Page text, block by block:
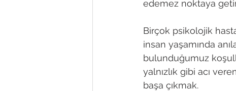
edemez noktaya
Birçok psikolojik
insan yaşamında
bulunduğumuz
yalnızlık gibi acı
başa çıkmak.